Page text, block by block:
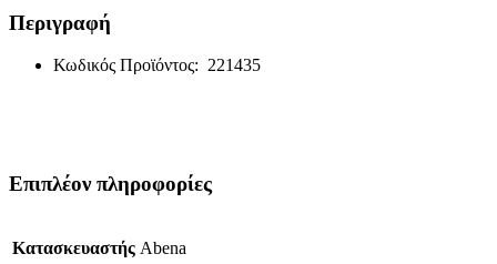
Περιγραφή
Κωδικός Προϊόντος: 221435
Επιπλέον πληροφορίες
Κατασκευαστής Abena